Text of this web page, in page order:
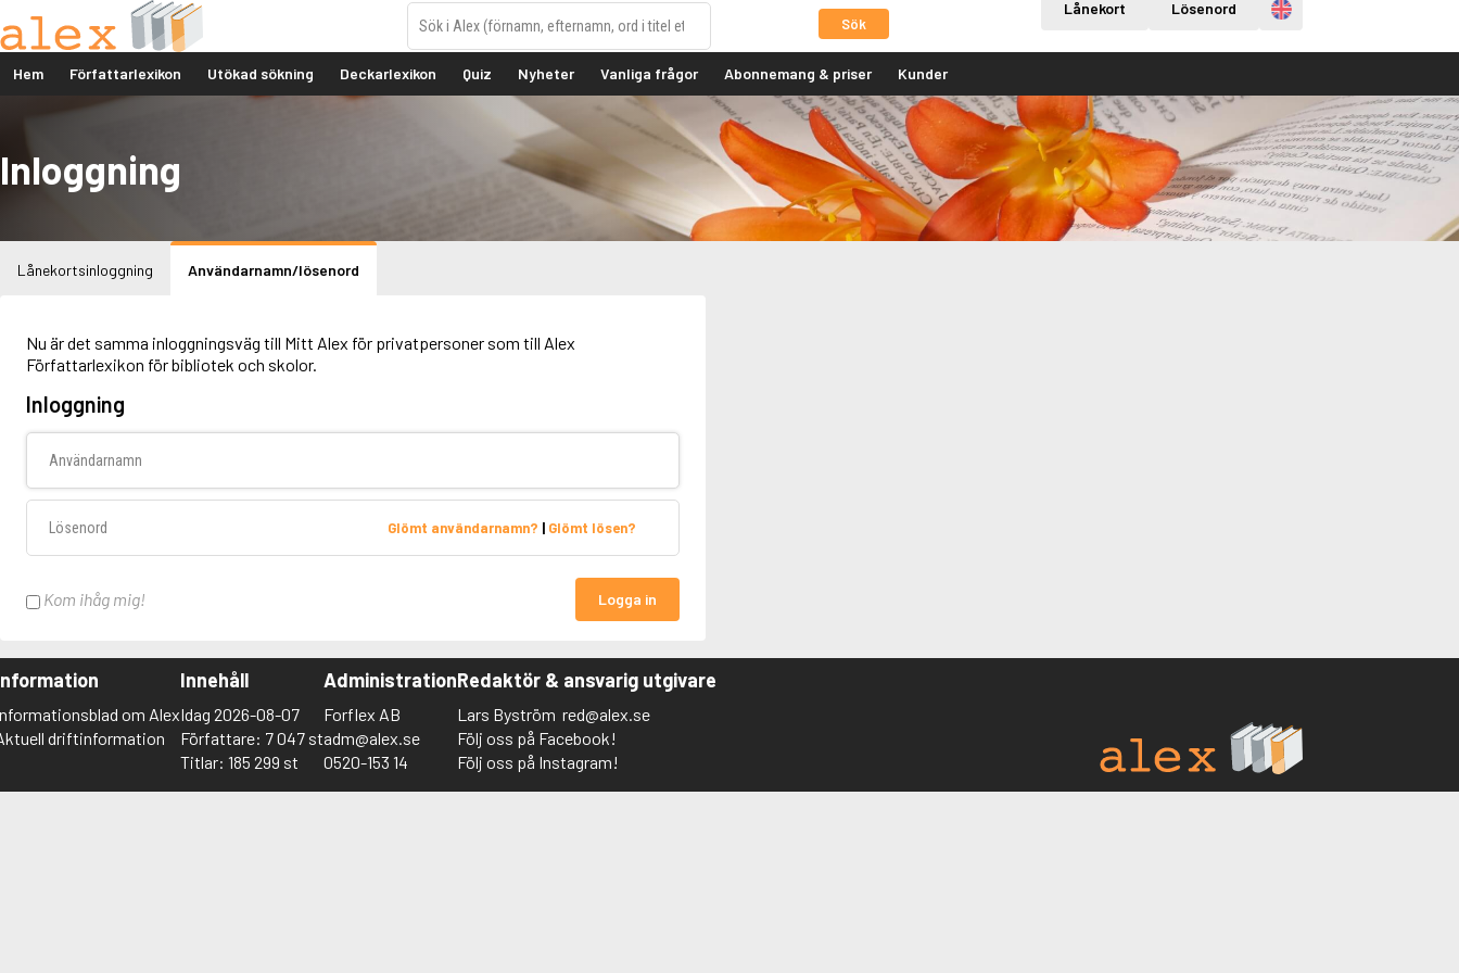
Sök
Lånekort Lösenord Engelska
Hem Författarlexikon Utökad sökning Deckarlexikon Quiz Nyheter Vanliga frågor Abonnemang & priser Kunder
Inloggning
Lånekortsinloggning Användarnamn/lösenord
Nu är det samma inloggningsväg till Mitt Alex för privatpersoner som till Alex
Författarlexikon för bibliotek och skolor.
Inloggning
Glömt användarnamn? | Glömt lösen?
Kom ihåg mig! Logga in
om Alex
driftinformation
Innehåll
Idag 2026-08-07
Författare: 7 047 st
Titlar: 185 299 st
Administration
Forflex AB
adm@alex.se
0520-153 14
Redaktör & ansvarig utgivare
Lars Byström red@alex.se
Följ oss på Facebook!
Följ oss på Instagram!